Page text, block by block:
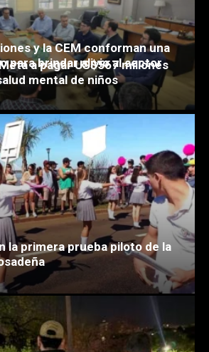
y la CEM conforman una
para brindar alivio al sector
a pagar US$567 millones
mental de niños
la primera prueba piloto de la